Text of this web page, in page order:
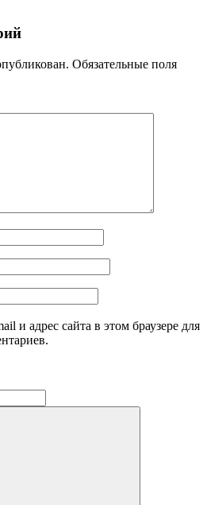
Обязательные поля
и адрес сайта в этом браузере для